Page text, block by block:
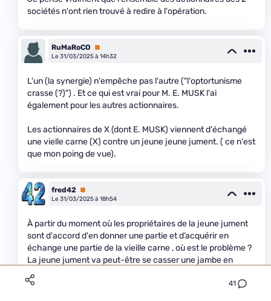
41
sociétés n'ont rien trouvé à redire à l'opération.
RuMaRoCO
Premium
Le 31/03/2025 à 14h32
L'un (la synergie) n'empêche pas l'autre ("l'optortunisme
crasse (?)") . Et ce qui est vrai pour M. E. MUSK l'ai
également pour les autres actionnaires.
Les actionnaires de X (dont E. MUSK) viennent d'échangé
une vielle carne (X) contre un jeune jeune jument. ( ce n'est
que mon poing de vue).
fred42 Premium
Le 31/03/2025 à 18h54
À partir du moment où les propriétaires de la jeune jument
sont d'accord d'en donner une partie et d’acquérir en
échange une partie de la vieille carne , où est le problème ?
La jeune jument va peut-être se casser une jambe en
sautant un obstacle trop gros pour elle et ne plus valoir que
son prix à la boucherie.